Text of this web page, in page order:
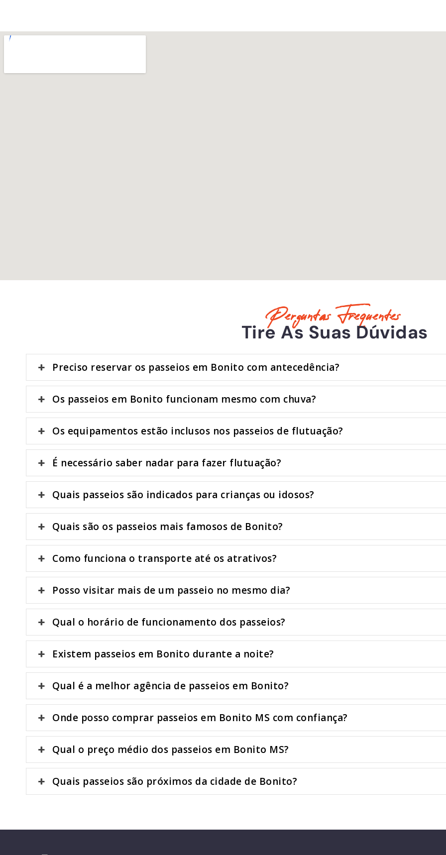
Perguntas Frequentes
Tire As Suas Dúvidas
Preciso reservar os passeios em Bonito com antecedência?
Os passeios em Bonito funcionam mesmo com chuva?
Os equipamentos estão inclusos nos passeios de flutuação?
É necessário saber nadar para fazer flutuação?
Quais passeios são indicados para crianças ou idosos?
Quais são os passeios mais famosos de Bonito?
Como funciona o transporte até os atrativos?
Posso visitar mais de um passeio no mesmo dia?
Qual o horário de funcionamento dos passeios?
Existem passeios em Bonito durante a noite?
Qual é a melhor agência de passeios em Bonito?
Onde posso comprar passeios em Bonito MS com confiança?
Qual o preço médio dos passeios em Bonito MS?
Quais passeios são próximos da cidade de Bonito?